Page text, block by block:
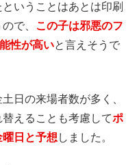
いうことはあとは印刷
で、 この子は邪悪のフ
性が高いと言えそうで
日の来場者数が多く、
えることも考慮してポ
日と予想 しました。